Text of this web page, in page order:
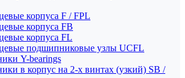
корпуса F / FPL
корпуса FB
корпуса FL
подшипниковые узлы UCFL
Y-bearings
в корпус на 2-х винтах (узкий) SB /